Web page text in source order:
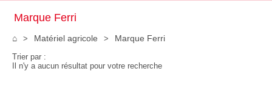
⌂ Matériel agricole Marque Ferri
Marque Ferri
Trier par :
Il n'y a aucun résultat pour votre recherche